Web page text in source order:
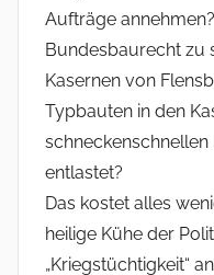
Aufträge
Bundesbaurecht zu
Kasernen von
Typbauten in den
entlastet?
Das kostet alles
heilige Kühe der
„Kriegstüchtigkeit“